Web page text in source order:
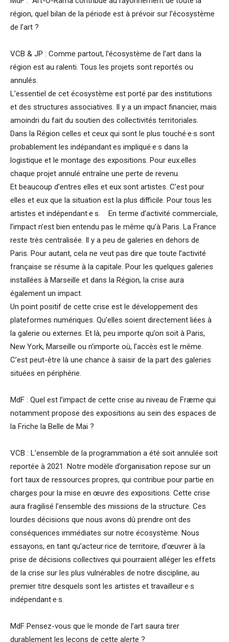
région, quel bilan de la période est à prévoir sur l’écosystème
de l’art ?
VCB & JP : Comme partout, l’écosystème de l’art dans la
région est au ralenti. Tous les projets sont reportés ou
annulés.
L’essentiel de cet écosystème est porté par des institutions
et des structures associatives. Il y a un impact financier, mais
amoindri du fait du soutien des collectivités territoriales.
Dans la Région celles et ceux qui sont le plus touché·e·s sont
probablement les indépandant·es impliqué·e·s dans la
logistique et le montage des expositions. Pour eux.elles
chaque projet annulé entraîne une perte de revenu.
Et beaucoup d’entres elles et eux sont artistes. C’est pour
elles et eux que la situation est la plus difficile. Pour tous les
artistes et indépendant·e·s. En terme d’activité commerciale,
l’impact n’est bien entendu pas le même qu’à Paris. La France
reste très centralisée. Il y a peu de galeries en dehors de
Paris. Pour autant, cela ne veut pas dire que toute l’activité
française se résume à la capitale. Pour les quelques galeries
installées à Marseille et dans la Région, la crise aura
également un impact.
Un point positif de cette crise est le développement des
plateformes numériques. Qu’elles soient directement liées à
la galerie ou externes. Et là, peu importe qu’on soit à Paris,
New York, Marseille ou n’importe où, l’accès est le même.
C’est peut-être là une chance à saisir de la part des galeries
situées en périphérie.
MdF : Quel est l’impact de cette crise au niveau de Fræme qui
notamment propose des expositions au sein des espaces de
la Friche la Belle de Mai ?
VCB : L’ensemble de la programmation a été soit annulée soit
reportée à 2021. Notre modèle d’organisation repose sur un
fort taux de ressources propres, qui contribue pour partie en
charges pour la mise en œuvre des expositions. Cette crise
aura fragilisé l’ensemble des missions de la structure. Ces
lourdes décisions que nous avons dû prendre ont des
conséquences immédiates sur notre écosystème. Nous
essayons, en tant qu’acteur·rice de territoire, d’œuvrer à la
prise de décisions collectives qui pourraient alléger les effets
de la crise sur les plus vulnérables de notre discipline, au
premier titre desquels sont les artistes et travailleur·e·s
indépendant·e·s.
MdF Pensez-vous que le monde de l’art saura tirer
durablement les leçons de cette alerte ?